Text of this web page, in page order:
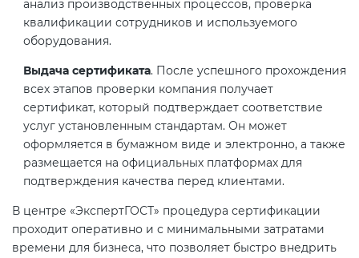
анализ производственных процессов, проверка
квалификации сотрудников и используемого
оборудования.
Выдача сертификата. После успешного прохождения
всех этапов проверки компания получает
сертификат, который подтверждает соответствие
услуг установленным стандартам. Он может
оформляется в бумажном виде и электронно, а также
размещается на официальных платформах для
подтверждения качества перед клиентами.
В центре «ЭкспертГОСТ» процедура сертификации
проходит оперативно и с минимальными затратами
времени для бизнеса, что позволяет быстро внедрить